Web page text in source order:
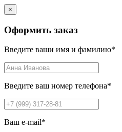
×
Оформить заказ
Введите ваши имя и фамилию*
Введите ваш номер телефона*
Ваш e-mail*